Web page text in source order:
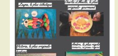
Poésie
Contact
Heures d’ouverture